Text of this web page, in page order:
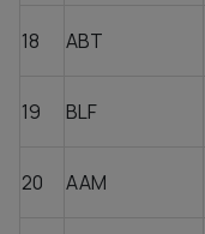
18 ABT
19 BLF
20 AAM